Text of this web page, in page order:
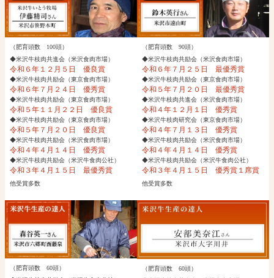
（肥育頭数 100頭）
◆米沢牛枝肉共進会（米沢食肉市場）
令和６年１２月５日 優良賞
◆米沢牛枝肉共励会（東京食肉市場）
令和６年７月２４日 優秀賞
◆米沢牛枝肉共励会（東京食肉市場）
令和５年１１月２２日 優良賞
◆米沢牛枝肉共励会（東京食肉市場）
令和５年７月２０日 優良賞
◆米沢牛枝肉共励会（米沢食肉市場）
令和４年４月１４日 優秀賞
◆米沢牛枝肉共励会（米沢牛食肉公社）
令和３年４月１５日 最優秀賞
他受賞多数
（肥育頭数 90頭）
◆米沢牛枝肉共励会（米沢食肉市場）
令和６年７月２５日 最優秀賞
◆米沢牛枝肉共励会（東京食肉市場）
令和５年７月２０日 最優秀賞
◆米沢牛枝肉共進会（米沢食肉市場）
令和４年１２月１日 優秀賞
◆米沢牛枝肉研究会（東京食肉市場）
令和４年７月１３日 優秀賞
◆米沢牛枝肉共励会（米沢食肉市場）
令和４年４月１４日 優秀賞
◆米沢牛枝肉共励会（米沢牛食肉公社）
令和３年４月１５日 優秀賞１席賞
他受賞多数
（肥育頭数 60頭）
（肥育頭数 60頭）